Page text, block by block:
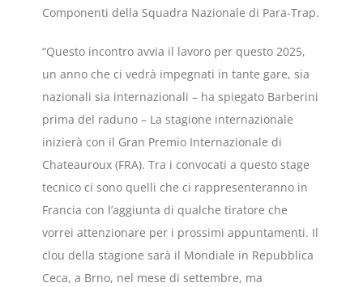
Componenti della Squadra Nazionale di Para-Trap.
“Questo incontro avvia il lavoro per questo 2025,
un anno che ci vedrà impegnati in tante gare, sia
nazionali sia internazionali – ha spiegato Barberini
prima del raduno – La stagione internazionale
inizierà con il Gran Premio Internazionale di
Chateauroux (FRA). Tra i convocati a questo stage
tecnico ci sono quelli che ci rappresenteranno in
Francia con l’aggiunta di qualche tiratore che
vorrei attenzionare per i prossimi appuntamenti. Il
clou della stagione sarà il Mondiale in Repubblica
Ceca, a Brno, nel mese di settembre, ma